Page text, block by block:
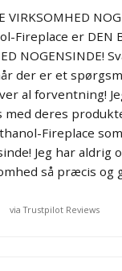
VIRKSOMHED
Fireplace er DEN
NOGENSINDE!
der er et
al forventning!
med deres
Fireplace
Jeg har aldrig
så præcis og
via Trustpilot Reviews